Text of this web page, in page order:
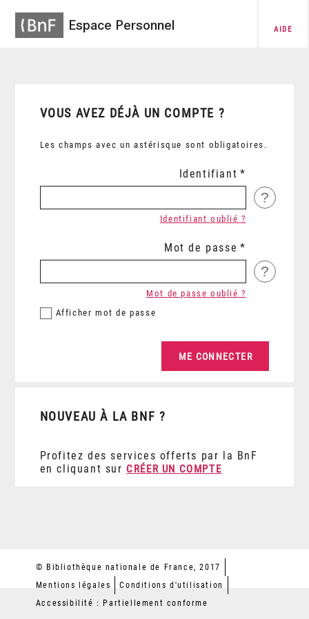
Espace Personnel AIDE
VOUS AVEZ DÉJÀ UN COMPTE ?
Les champs avec un astérisque sont obligatoires.
Identifiant
?
Identifiant oublié ?
Mot de passe
?
Afficher mot de passe
Mot de passe oublié ?
NOUVEAU À LA BNF ?
Profitez des services offerts par la BnF
en cliquant sur CRÉER UN COMPTE
© Bibliothèque nationale de France, 2017
Mentions légales
Conditions d'utilisation
Accessibilité : Partiellement conforme